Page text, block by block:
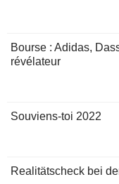
Bourse : Adidas,
révélateur
Souviens-toi 2022
Realitätscheck bei